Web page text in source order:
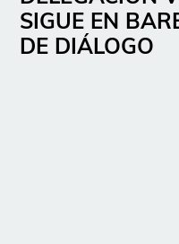
SIGUE EN
DE DIÁLOGO